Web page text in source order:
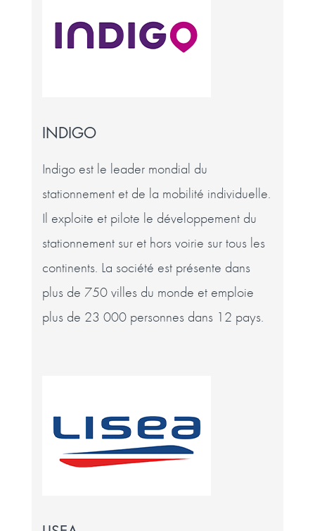
INDIGO
Indigo est le leader mondial du
stationnement et de la mobilité individuelle.
Il exploite et pilote le développement du
stationnement sur et hors voirie sur tous les
continents. La société est présente dans
plus de 750 villes du monde et emploie
plus de 23 000 personnes dans 12 pays.